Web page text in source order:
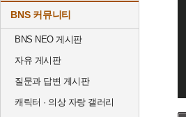
BNS 커뮤니티
BNS NEO 게시판
자유 게시판
질문과 답변 게시판
캐릭터 · 의상 자랑 갤러리